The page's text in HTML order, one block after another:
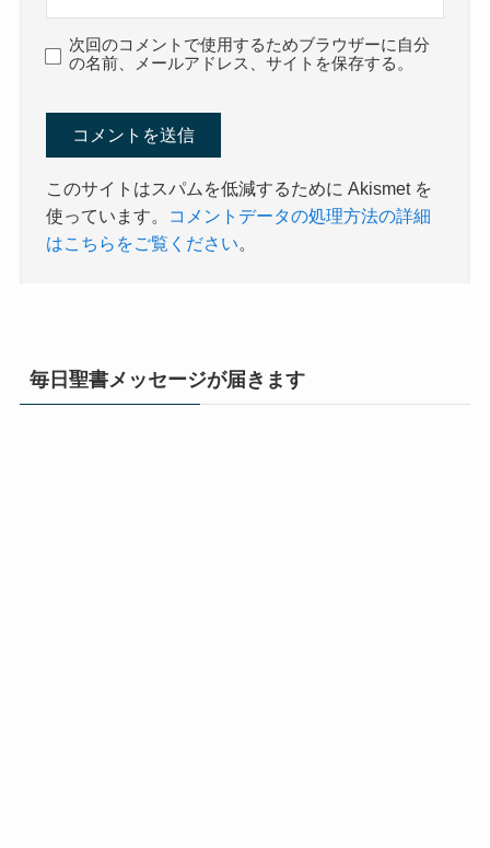
次回のコメントで使用するためブラウザーに自分
の名前、メールアドレス、サイトを保存する。
このサイトはスパムを低減するために Akismet を
使っています。
コメントデータの処理方法の詳細
はこちらをご覧ください。
毎日聖書メッセージが届きます